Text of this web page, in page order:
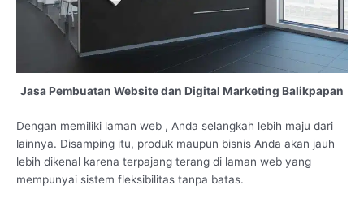
Jasa Pembuatan Website dan Digital Marketing Balikpapan
Dengan memiliki laman web , Anda selangkah lebih maju dari
lainnya. Disamping itu, produk maupun bisnis Anda akan jauh
lebih dikenal karena terpajang terang di laman web yang
mempunyai sistem fleksibilitas tanpa batas.